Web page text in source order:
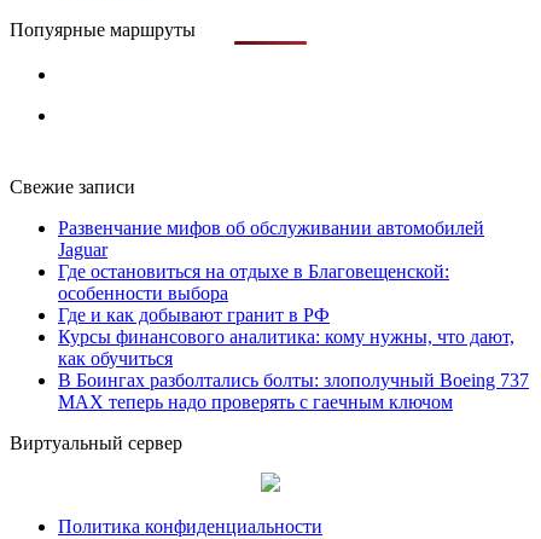
Попуярные маршруты
Свежие записи
Развенчание мифов об обслуживании автомобилей
Jaguar
Где остановиться на отдыхе в Благовещенской:
особенности выбора
Где и как добывают гранит в РФ
Курсы финансового аналитика: кому нужны, что дают,
как обучиться
В Боингах разболтались болты: злополучный Boeing 737
MAX теперь надо проверять с гаечным ключом
Виртуальный сервер
Политика конфиденциальности